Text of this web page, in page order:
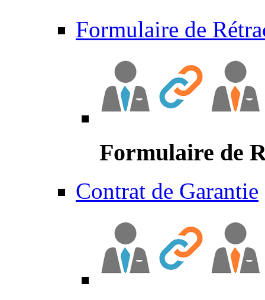
Formulaire de
Formulaire de
Contrat de Garantie